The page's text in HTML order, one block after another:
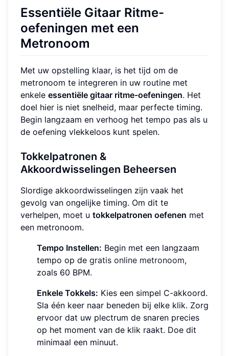
Essentiële Gitaar Ritme-
oefeningen met een
Metronoom
Met uw opstelling klaar, is het tijd om de
metronoom te integreren in uw routine met
enkele essentiële gitaar ritme-oefeningen. Het
doel hier is niet snelheid, maar perfecte timing.
Begin langzaam en verhoog het tempo pas als u
de oefening vlekkeloos kunt spelen.
Tokkelpatronen &
Akkoordwisselingen Beheersen
Slordige akkoordwisselingen zijn vaak het
gevolg van ongelijke timing. Om dit te
verhelpen, moet u tokkelpatronen oefenen met
een metronoom.
Tempo Instellen: Begin met een langzaam
tempo op de gratis online metronoom,
zoals 60 BPM.
Enkele Tokkels: Kies een simpel C-akkoord.
Sla één keer naar beneden bij elke klik. Zorg
ervoor dat uw plectrum de snaren precies
op het moment van de klik raakt. Doe dit
minimaal een minuut.